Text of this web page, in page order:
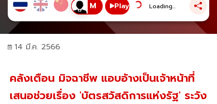
Play Loading...
14 มี.ค. 2566
คลังเตือน มิจฉาชีพ แอบอ้างเป็นเจ้าหน้าที่
เสนอช่วยเรื่อง 'บัตรสวัสดิการแห่งรัฐ' ระวัง